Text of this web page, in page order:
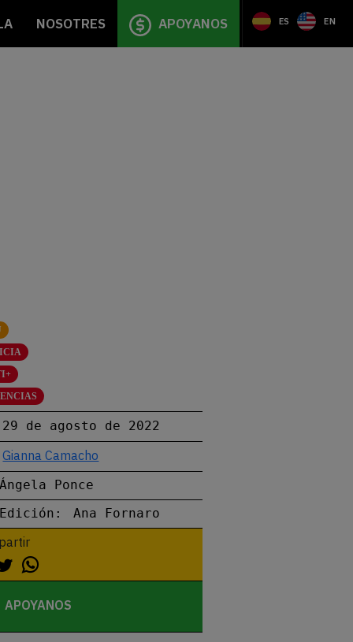
NOSOTRES APOYANOS ES EN
29 de agosto de 2022
Gianna Camacho
Ángela Ponce
Edición:
Ana Fornaro
APOYANOS